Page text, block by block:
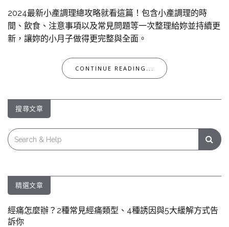
2024最新小產調理總攻略就看這篇！包含小產調理的時
間、飲食、注意事項以及常見問題等一次整理給妳並持續更
新，讓妳的小月子做得更完整與全面。
CONTINUE READING...
搜尋文章
Search
for:
精選文章
經痛怎麼辦？2種常見經痛類型、4種誘因與5大緩解方式告
訴你